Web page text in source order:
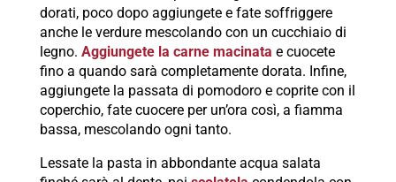
dorati, poco dopo aggiungete e fate soffriggere
anche le verdure mescolando con un cucchiaio di
legno. Aggiungete la carne macinata e cuocete
fino a quando sarà completamente dorata. Infine,
aggiungete la passata di pomodoro e coprite con il
coperchio, fate cuocere per un’ora così, a fiamma
bassa, mescolando ogni tanto.
Lessate la pasta in abbondante acqua salata